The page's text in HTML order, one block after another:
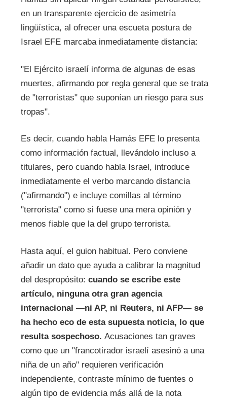
en un transparente ejercicio de asimetría
lingüística, al ofrecer una escueta postura de
Israel EFE marcaba inmediatamente distancia:
"El Ejército israelí informa de algunas de esas
muertes, afirmando por regla general que se trata
de "terroristas" que suponían un riesgo para sus
tropas".
Es decir, cuando habla Hamás EFE lo presenta
como información factual, llevándolo incluso a
titulares, pero cuando habla Israel, introduce
inmediatamente el verbo marcando distancia
("afirmando") e incluye comillas al término
"terrorista" como si fuese una mera opinión y
menos fiable que la del grupo terrorista.
Hasta aquí, el guion habitual. Pero conviene
añadir un dato que ayuda a calibrar la magnitud
del despropósito: cuando se escribe este
artículo, ninguna otra gran agencia
internacional —ni AP, ni Reuters, ni AFP— se
ha hecho eco de esta supuesta noticia, lo que
resulta sospechoso. Acusaciones tan graves
como que un "francotirador israelí asesinó a una
niña de un año" requieren verificación
independiente, contraste mínimo de fuentes o
algún tipo de evidencia más allá de la nota